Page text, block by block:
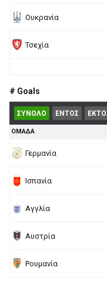
Ουκρανία
Τσεχία
# Goals
ΣΥΝΟΛΟ ΕΝΤΟΣ
ΟΜΑΔΑ
Γερμανία
Ισπανία
Αγγλία
Αυστρία
Ρουμανία